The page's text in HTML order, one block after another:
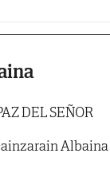
DEL SEÑOR
Albaina